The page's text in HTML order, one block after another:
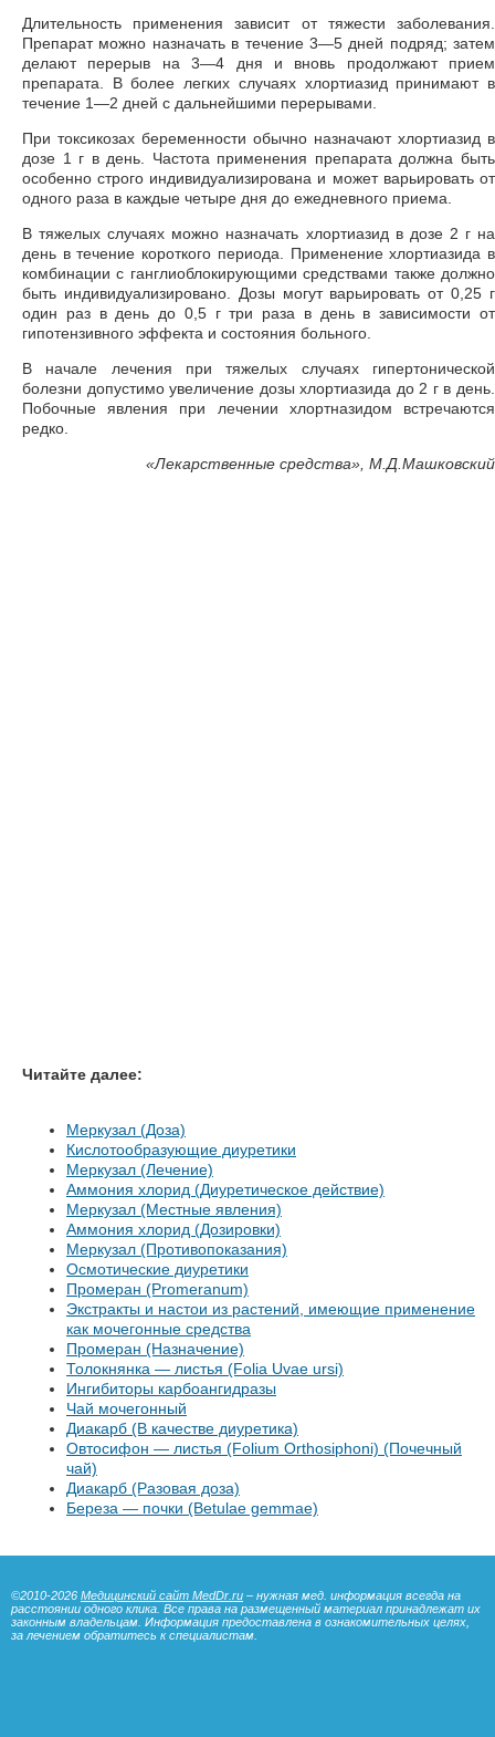
Длительность применения зависит от тяжести заболевания.
Препарат можно назначать в течение 3—5 дней подряд; затем
делают перерыв на 3—4 дня и вновь продолжают прием
препарата. В более легких случаях хлортиазид принимают в
течение 1—2 дней с дальнейшими перерывами.
При токсикозах беременности обычно назначают хлортиазид в
дозе 1 г в день. Частота применения препарата должна быть
особенно строго индивидуализирована и может варьировать от
одного раза в каждые четыре дня до ежедневного приема.
В тяжелых случаях можно назначать хлортиазид в дозе 2 г на
день в течение короткого периода. Применение хлортиазида в
комбинации с ганглиоблокирующими средствами также должно
быть индивидуализировано. Дозы могут варьировать от 0,25 г
один раз в день до 0,5 г три раза в день в зависимости от
гипотензивного эффекта и состояния больного.
В начале лечения при тяжелых случаях гипертонической
болезни допустимо увеличение дозы хлортиазида до 2 г в день.
Побочные явления при лечении хлортназидом встречаются
редко.
«Лекарственные средства», М.Д.Машковский
Читайте далее:
Меркузал (Доза)
Кислотообразующие диуретики
Меркузал (Лечение)
Аммония хлорид (Диуретическое действие)
Меркузал (Местные явления)
Аммония хлорид (Дозировки)
Меркузал (Противопоказания)
Осмотические диуретики
Промеран (Promeranum)
Экстракты и настои из растений, имеющие применение
как мочегонные средства
Промеран (Назначение)
Толокнянка — листья (Folia Uvae ursi)
Ингибиторы карбоангидразы
Чай мочегонный
Диакарб (В качестве диуретика)
Овтосифон — листья (Folium Orthosiphoni) (Почечный
чай)
Диакарб (Разовая доза)
Береза — почки (Betulae gemmae)
©2010-2026 Медицинский сайт MedDr.ru – нужная мед. информация всегда на
расстоянии одного клика. Все права на размещенный материал принадлежат их
законным владельцам. Информация предоставлена в ознакомительных целях,
за лечением обратитесь к специалистам.